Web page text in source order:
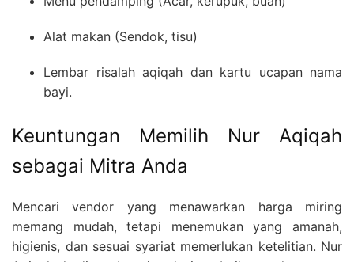
Alat makan (Sendok, tisu)
Lembar risalah aqiqah dan kartu ucapan nama
bayi.
Keuntungan Memilih Nur Aqiqah
sebagai Mitra Anda
Mencari vendor yang menawarkan harga miring
memang mudah, tetapi menemukan yang amanah,
higienis, dan sesuai syariat memerlukan ketelitian. Nur